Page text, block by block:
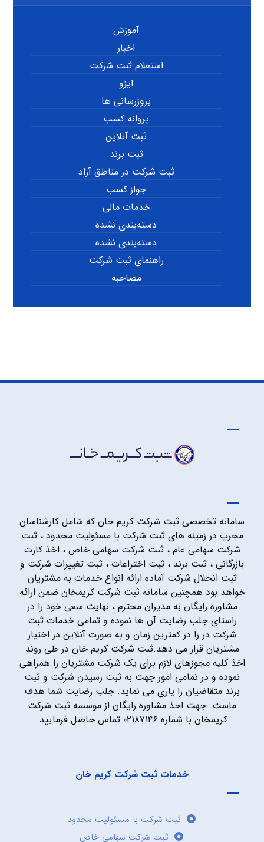
آموزش
اخبار
استعلام ثبت شرکت
ایزو
بروزرسانی ها
پروانه کسب
ثبت آنلاین
ثبت برند
ثبت شرکت در مناطق آزاد
جواز کسب
خدمات مالی
دسته‌بندی نشده
دسته‌بندی نشده
راهنمای ثبت شرکت
مصاحبه
سامانه تخصصی ثبت شرکت کریم خان که شامل کارشناسان
مجرب در زمینه های ثبت شرکت با مسئولیت محدود ، ثبت
شرکت سهامی عام ، ثبت شرکت سهامی خاص ، اخذ کارت
بازرگانی ، ثبت برند ، ثبت اختراعات ، ثبت تغییرات شرکت و
ثبت انحلال شرکت آماده ارائه انواع خدمات به مشتریان
خواهد بود همچنین سامانه ثبت شرکت کریمخان ضمن ارائه
مشاوره رایگان به مدیران محترم ، نهایت سعی خود را در
راستای جلب رضایت آن ها نموده و تمامی خدمات ثبت
شرکت در را در کمترین زمان و به صورت آنلاین در اختیار
مشتریان قرار می دهد.ثبت شرکت کریم خان در طی روند
اخذ کلیه مجوزهای لازم برای یک شرکت مشتریان را همراهی
نموده و در تمامی امور جهت به ثبت رسیدن شرکت و ثبت
برند متقاضیان را یاری می نماید. جلب رضایت شما هدف
ماست. جهت اخذ مشاوره رایگان از موسسه ثبت شرکت
کریمخان با شماره ۰۲۱۸۷۱۴۶ تماس حاصل فرمایید.
خدمات ثبت شرکت کریم خان
ثبت شرکت با مسئولیت محدود
ثبت شرکت سهامی خاص